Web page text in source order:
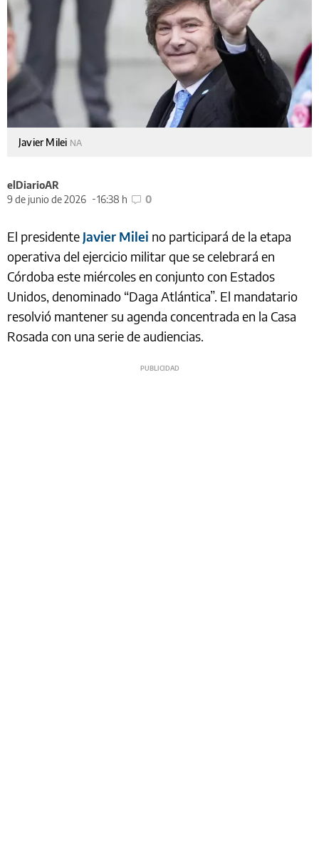
Javier Milei NA
elDiarioAR
9 de junio de 2026
16:38 h 0
El presidente Javier Milei no participará de la etapa
operativa del ejercicio militar que se celebrará en
Córdoba este miércoles en conjunto con Estados
Unidos, denominado “Daga Atlántica”. El mandatario
resolvió mantener su agenda concentrada en la Casa
Rosada con una serie de audiencias.